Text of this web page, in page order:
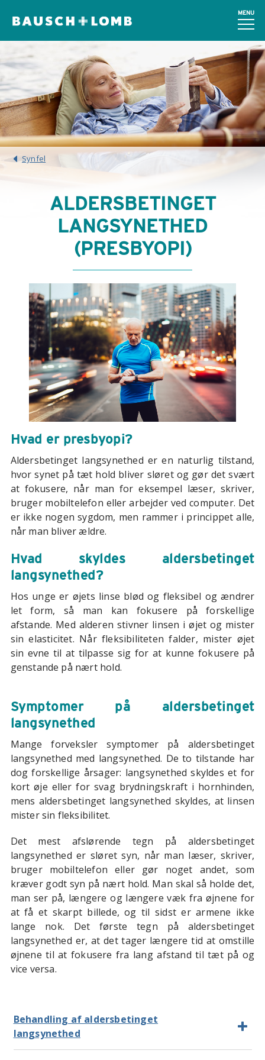
MENU
Synfel
ALDERSBETINGET
LANGSYNETHED
(PRESBYOPI)
Hvad er presbyopi?
Aldersbetinget langsynethed er en naturlig tilstand,
hvor synet på tæt hold bliver sløret og gør det svært
at fokusere, når man for eksempel læser, skriver,
bruger mobiltelefon eller arbejder ved computer. Det
er ikke nogen sygdom, men rammer i princippet alle,
når man bliver ældre.
Hvad skyldes aldersbetinget
langsynethed?
Hos unge er øjets linse blød og fleksibel og ændrer
let form, så man kan fokusere på forskellige
afstande. Med alderen stivner linsen i øjet og mister
sin elasticitet. Når fleksibiliteten falder, mister øjet
sin evne til at tilpasse sig for at kunne fokusere på
genstande på nært hold.
Symptomer på aldersbetinget
langsynethed
Mange forveksler symptomer på aldersbetinget
langsynethed med langsynethed. De to tilstande har
dog forskellige årsager: langsynethed skyldes et for
kort øje eller for svag brydningskraft i hornhinden,
mens aldersbetinget langsynethed skyldes, at linsen
mister sin fleksibilitet.
Det mest afslørende tegn på aldersbetinget
langsynethed er sløret syn, når man læser, skriver,
bruger mobiltelefon eller gør noget andet, som
kræver godt syn på nært hold. Man skal så holde det,
man ser på, længere og længere væk fra øjnene for
at få et skarpt billede, og til sidst er armene ikke
lange nok. Det første tegn på aldersbetinget
langsynethed er, at det tager længere tid at omstille
øjnene til at fokusere fra lang afstand til tæt på og
vice versa.
Behandling af aldersbetinget
langsynethed